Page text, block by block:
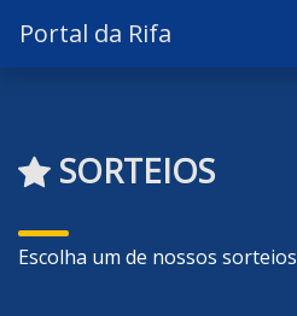
Portal da Rifa
SORTEIOS
Escolha um de nossos sorteios